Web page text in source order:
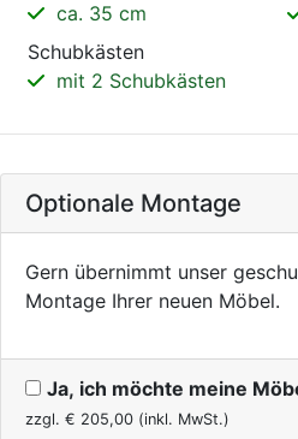
ca. 35 cm
Schubkästen
mit 2 Schubkästen
Optionale Montage
Gern übernimmt unser
Montage Ihrer neuen Möbel.
Ja, ich möchte meine
zzgl. € 205,00 (inkl. MwSt.)